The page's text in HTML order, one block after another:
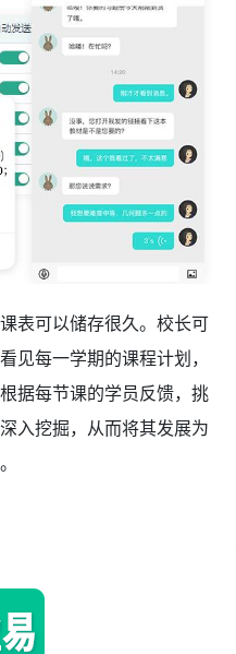
表可以储存很久。校长可
见每一学期的课程计划，
据每节课的学员反馈，挑
入挖掘，从而将其发展为